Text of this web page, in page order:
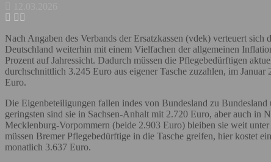
Nach Angaben des Verbands der Ersatzkassen (vdek) verteuert sich
Deutschland weiterhin mit einem Vielfachen der allgemeinen
Prozent auf Jahressicht. Dadurch müssen die Pflegebedürftigen
durchschnittlich 3.245 Euro aus eigener Tasche zuzahlen, im Januar
Euro.
Die Eigenbeteiligungen fallen indes von Bundesland zu Bundesland
geringsten sind sie in Sachsen-Anhalt mit 2.720 Euro, aber auch in
Mecklenburg-Vorpommern (beide 2.903 Euro) bleiben sie weit
müssen Bremer Pflegebedürftige in die Tasche greifen, hier kostet
monatlich 3.637 Euro.